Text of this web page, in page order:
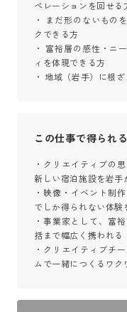
ペレーションを回せる
・ まだ形のないもの
クできる方
・ 富裕層の感性・ニ
ィを体現できる方
・ 地域（岩手）に根
この仕事で得られ
・クリエイティブの
新しい宿泊施設を岩手
・映像・イベント制
でしか得られない体験
・事業家として、富
括まで幅広く携われる
・クリエイティブチ
ムで一緒につくるワク